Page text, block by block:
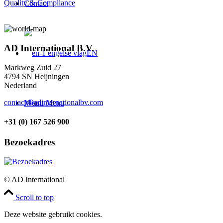
Contact
EN
Menu Menu
Quality & Compliance
AD International B.V.
Markweg Zuid 27
4794 SN Heijningen
Nederland
contact@adinternationalbv.com
+31 (0) 167 526 900
Bezoekadres
© AD International
Scroll to top
Deze website gebruikt cookies.